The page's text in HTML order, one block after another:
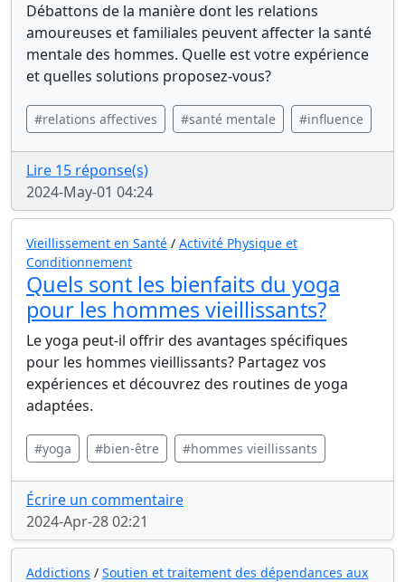
Débattons de la manière dont les relations
amoureuses et familiales peuvent affecter la santé
mentale des hommes. Quelle est votre expérience
et quelles solutions proposez-vous?
#relations affectives #santé mentale #influence
Lire 15 réponse(s)
2024-May-01 04:24
Vieillissement en Santé / Activité Physique et
Conditionnement
Quels sont les bienfaits du yoga
pour les hommes vieillissants?
Le yoga peut-il offrir des avantages spécifiques
pour les hommes vieillissants? Partagez vos
expériences et découvrez des routines de yoga
adaptées.
#yoga #bien-être #hommes vieillissants
Écrire un commentaire
2024-Apr-28 02:21
Addictions / Soutien et traitement des dépendances aux